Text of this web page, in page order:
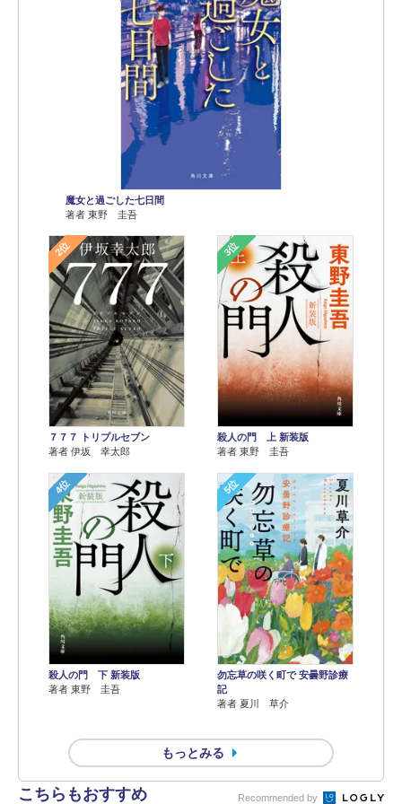
魔女と過ごした七日間
著者 東野 圭吾
2位
７７７ トリプルセブン
著者 伊坂 幸太郎
3位
殺人の門 上 新装版
著者 東野 圭吾
4位
殺人の門 下 新装版
著者 東野 圭吾
5位
勿忘草の咲く町で 安曇野診療
記
著者 夏川 草介
もっとみる
こちらもおすすめ Recommended by